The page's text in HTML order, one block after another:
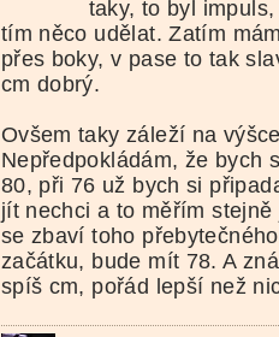
taky, to byl
tím něco udělat. Zatím
přes boky, v pase to tak
cm dobrý.
Ovšem taky záleží na
Nepředpokládám, že bych
80, při 76 už bych si
jít nechci a to měřím
se zbaví toho
začátku, bude mít 78. A
spíš cm, pořád lepší než